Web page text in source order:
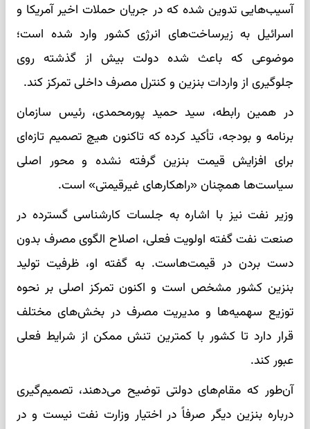
آسیب‌هایی تدوین شده که در جریان حملات اخیر آمریکا و
اسرائیل به زیرساخت‌های انرژی کشور وارد شده است؛
موضوعی که باعث شده دولت بیش از گذشته روی
جلوگیری از واردات بنزین و کنترل مصرف داخلی تمرکز کند.
در همین رابطه، سید حمید پورمحمدی، رئیس سازمان
برنامه و بودجه، تأکید کرده که تاکنون هیچ تصمیم تازه‌ای
برای افزایش قیمت بنزین گرفته نشده و محور اصلی
سیاست‌ها همچنان «راهکارهای غیرقیمتی» است.
وزیر نفت نیز با اشاره به جلسات کارشناسی گسترده در
صنعت نفت گفته اولویت فعلی، اصلاح الگوی مصرف بدون
دست بردن در قیمت‌هاست. به گفته او، ظرفیت تولید
بنزین کشور مشخص است و اکنون تمرکز اصلی بر نحوه
توزیع سهمیه‌ها و مدیریت مصرف در بخش‌های مختلف
قرار دارد تا کشور با کمترین تنش ممکن از شرایط فعلی
عبور کند.
آن‌طور که مقام‌های دولتی توضیح می‌دهند، تصمیم‌گیری
درباره بنزین دیگر صرفاً در اختیار وزارت نفت نیست و در